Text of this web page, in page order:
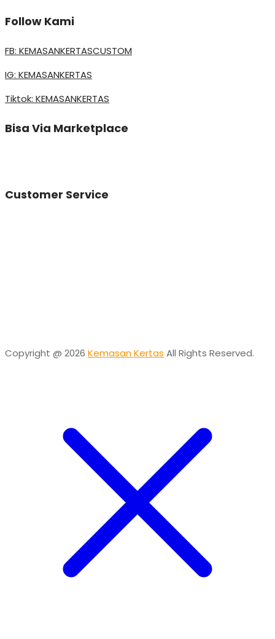
Follow Kami
FB: KEMASANKERTASCUSTOM
IG: KEMASANKERTAS
Tiktok: KEMASANKERTAS
Bisa Via Marketplace
Customer Service
Copyright @ 2026 Kemasan Kertas All Rights Reserved.